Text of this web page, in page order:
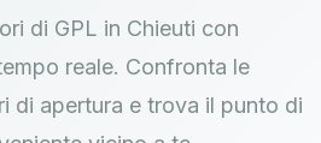
di GPL in Chieuti con
reale. Confronta le
di apertura e trova il punto di